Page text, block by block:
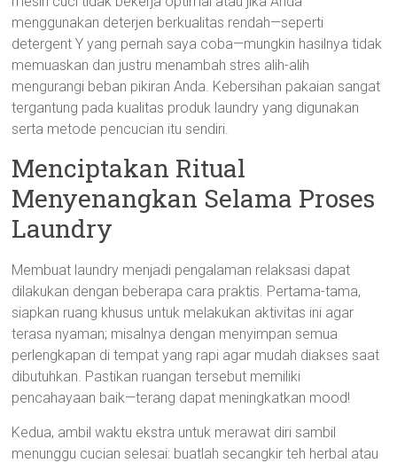
menggunakan deterjen berkualitas rendah—seperti
detergent Y yang pernah saya coba—mungkin hasilnya tidak
memuaskan dan justru menambah stres alih-alih
mengurangi beban pikiran Anda. Kebersihan pakaian sangat
tergantung pada kualitas produk laundry yang digunakan
serta metode pencucian itu sendiri.
Menciptakan Ritual
Menyenangkan Selama Proses
Laundry
Membuat laundry menjadi pengalaman relaksasi dapat
dilakukan dengan beberapa cara praktis. Pertama-tama,
siapkan ruang khusus untuk melakukan aktivitas ini agar
terasa nyaman; misalnya dengan menyimpan semua
perlengkapan di tempat yang rapi agar mudah diakses saat
dibutuhkan. Pastikan ruangan tersebut memiliki
pencahayaan baik—terang dapat meningkatkan mood!
Kedua, ambil waktu ekstra untuk merawat diri sambil
menunggu cucian selesai: buatlah secangkir teh herbal atau